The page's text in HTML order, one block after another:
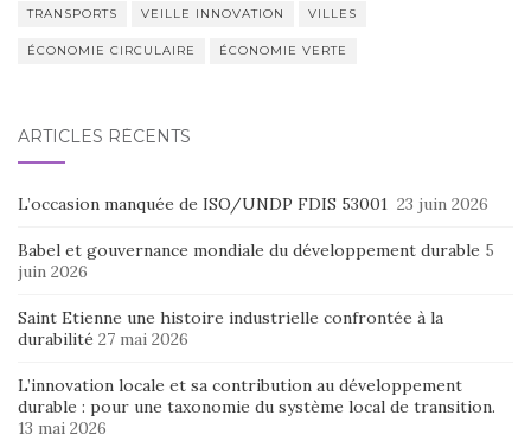
TRANSPORTS VEILLE INNOVATION VILLES
ÉCONOMIE CIRCULAIRE ÉCONOMIE VERTE
ARTICLES RÉCENTS
L’occasion manquée de ISO/UNDP FDIS 53001 23 juin 2026
Babel et gouvernance mondiale du développement durable 5
juin 2026
Saint Etienne une histoire industrielle confrontée à la
durabilité 27 mai 2026
L’innovation locale et sa contribution au développement
durable : pour une taxonomie du système local de transition.
13 mai 2026